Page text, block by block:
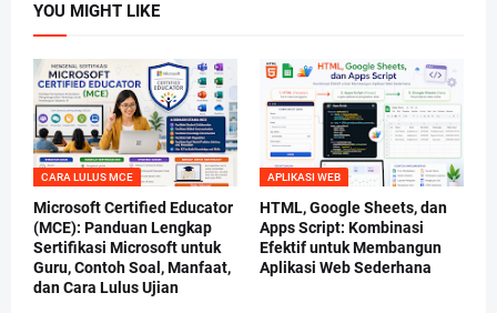
YOU MIGHT LIKE
CARA LULUS MCE
Microsoft Certified Educator
(MCE): Panduan Lengkap
Sertifikasi Microsoft untuk
Guru, Contoh Soal, Manfaat,
dan Cara Lulus Ujian
APLIKASI WEB
HTML, Google Sheets, dan
Apps Script: Kombinasi
Efektif untuk Membangun
Aplikasi Web Sederhana